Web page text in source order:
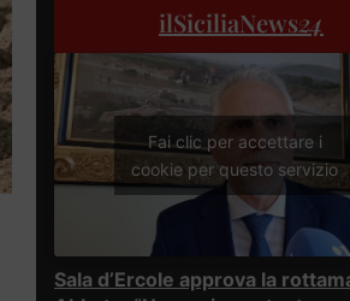
ilSiciliaNews24
Fai clic per accettare i
cookie per questo servizio
Sala d’Ercole approva la